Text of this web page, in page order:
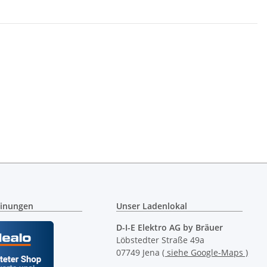
Unser Ladenlokal
D-I-E Elektro AG by Bräuer
Löbstedter Straße 49a
07749 Jena( siehe Google-Maps )